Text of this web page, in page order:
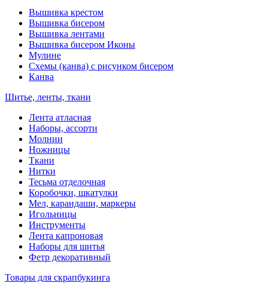
Вышивка крестом
Вышивка бисером
Вышивка лентами
Вышивка бисером Иконы
Мулине
Схемы (канва) с рисунком бисером
Канва
Шитье, ленты, ткани
Лента атласная
Наборы, ассорти
Молнии
Ножницы
Ткани
Нитки
Тесьма отделочная
Коробочки, шкатулки
Мел, карандаши, маркеры
Игольницы
Инструменты
Лента капроновая
Наборы для шитья
Фетр декоративный
Товары для скрапбукинга